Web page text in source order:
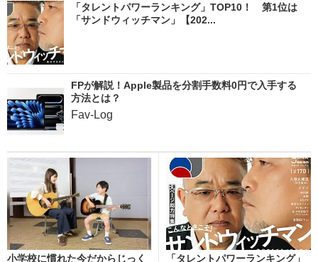
「タレントパワーランキング」TOP10！ 第1位は
「サンドウィッチマン」【202...
FPが解説！Apple製品を分割手数料0円で入手する
方法とは？
Fav-Log
小学校に慣れた今だからじっく
「タレントパワーランキング」